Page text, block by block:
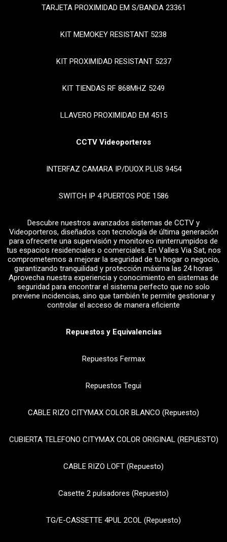
TARJETA PROXIMIDAD EM S/BANDA 23361
KIT MEMOKEY RESISTANT 5238
KIT PROXIMIDAD RESISTANT 5237
KIT TIENDAS RF 868MHZ 5249
LLAVERO PROXIMIDAD EM 4515
CCTV Videoporteros
INTERFAZ CAMARA IP/DUOX PLUS 9454
SWITCH IP 4 PUERTOS POE 1586
Descubre nuestros avanzados sistemas de CCTV y
Videoporteros, diseñados con tecnología de última generación
para ofrecerte una supervisión y monitoreo ininterrumpidos de
tus espacios residenciales o comerciales. En Valles Via Sat, nos
comprometemos a mejorar la seguridad de tu hogar o negocio,
garantizando tranquilidad y protección máxima las 24 horas
Aprovecha nuestra experiencia y conocimiento en sistemas de
seguridad para encontrar el sistema perfecto que no solo
previene incidencias, sino que también te permite gestionar y
controlar el acceso de manera eficiente
Repuestos y Equivalencias
Repuestos Fermax
Repuestos Tegui
CABLE RIZO CITYMAX COLOR BLANCO (Repuesto)
CUBIERTA TELEFONO CITYMAX COLOR ORIGINAL (REPUESTO)
CABLE RIZO LOFT (Repuesto)
Casette 2 pulsadores (Repuesto)
TG/E-CASSETTE 4PUL 2COL (Repuesto)